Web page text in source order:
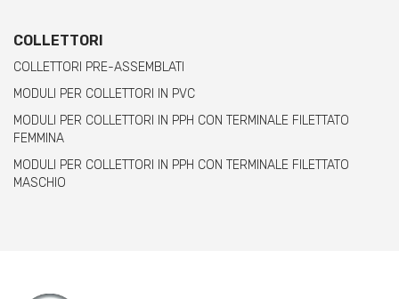
COLLETTORI
COLLETTORI PRE-ASSEMBLATI
MODULI PER COLLETTORI IN PVC
MODULI PER COLLETTORI IN PPH CON TERMINALE FILETTATO
FEMMINA
MODULI PER COLLETTORI IN PPH CON TERMINALE FILETTATO
MASCHIO